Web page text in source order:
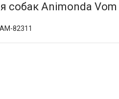
собак Animonda
AM-82311